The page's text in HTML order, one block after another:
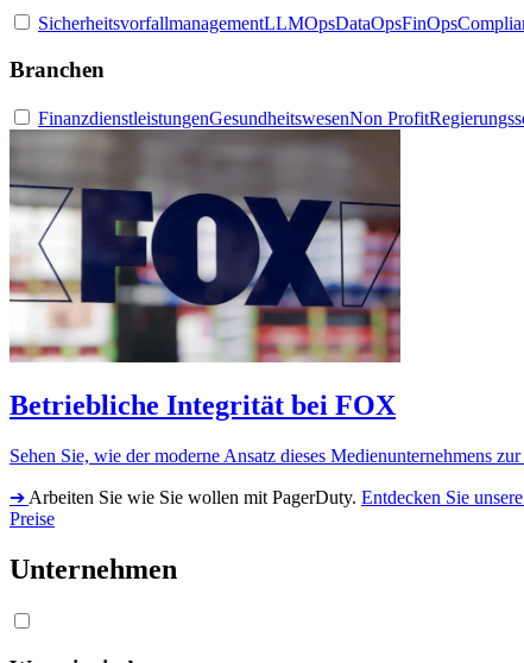
SicherheitsvorfallmanagementLLMOpsDataOpsFinOps
Branchen
FinanzdienstleistungenGesundheitswesenNon Profit
Betriebliche Integrität bei FOX
Sehen Sie, wie der moderne Ansatz dieses Medienunternehmens
➔ Arbeiten Sie wie Sie wollen mit PagerDuty. Entdecken Sie
Preise
Unternehmen